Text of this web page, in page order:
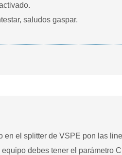
saludos gaspar.
en el splitter de VSPE pon las
equipo debes tener el parámetro